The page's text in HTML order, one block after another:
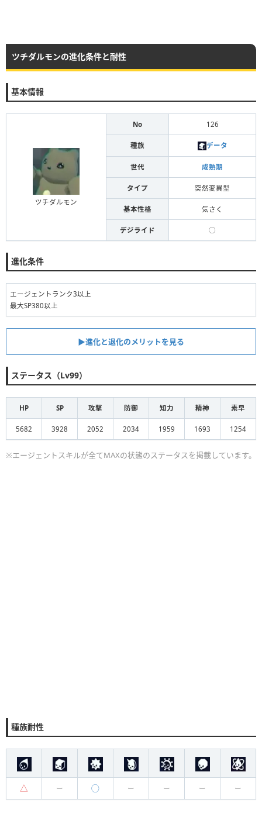
ツチダルモンの進化条件と耐性
基本情報
ツチダルモン
No 126
種族 データ
世代 成熟期
タイプ 突然変異型
基本性格 気さく
デジライド ◯
進化条件
エージェントランク3以上
最大SP380以上
▶︎進化と退化のメリットを見る
ステータス（Lv99）
HP SP 攻撃 防御 知力 精神 素早
5682 3928 2052 2034 1959 1693 1254
※エージェントスキルが全てMAXの状態のステータスを掲載しています。
種族耐性
△ ー ◯ ー ー ー ー